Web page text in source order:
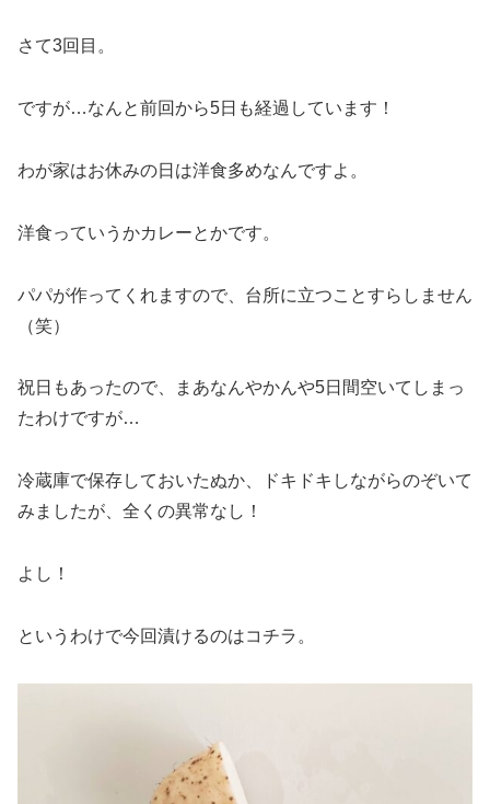
さて3回目。
ですが…なんと前回から5日も経過しています！
わが家はお休みの日は洋食多めなんですよ。
洋食っていうかカレーとかです。
パパが作ってくれますので、台所に立つことすらしません
（笑）
祝日もあったので、まあなんやかんや5日間空いてしまっ
たわけですが…
冷蔵庫で保存しておいたぬか、ドキドキしながらのぞいて
みましたが、全くの異常なし！
よし！
というわけで今回漬けるのはコチラ。